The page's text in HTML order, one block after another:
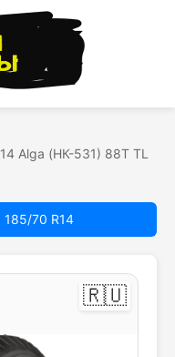
Alga (НК-531) 88T TL
70 R14
🇷🇺